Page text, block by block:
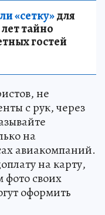
«сетку»для
тайно
гостей
не
с рук, через
на
авиакомпаний.
на карту,
фото своих
оформить